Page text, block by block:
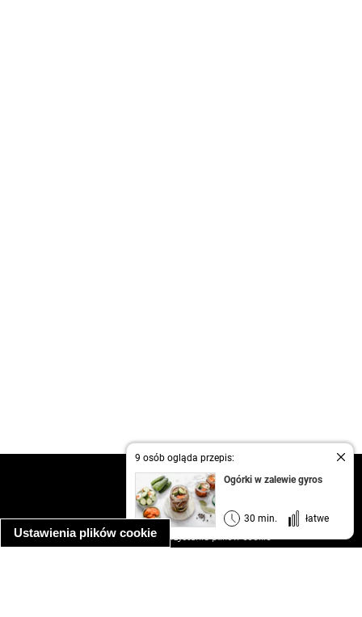
Ustawienia plików cookie
9 osób ogląda przepis:
Ogórki w zalewie gyros
30 min. łatwe
kontakt
regulamin
informacja o prywatności
informacja o wykorzystaniu plików cookie